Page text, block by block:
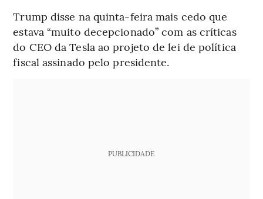
Trump disse na quinta-feira mais cedo que
estava “muito decepcionado” com as críticas
do CEO da Tesla ao projeto de lei de política
fiscal assinado pelo presidente.
PUBLICIDADE